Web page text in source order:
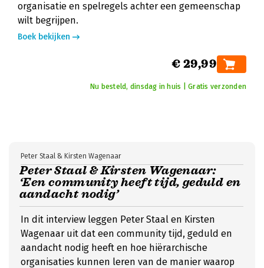
organisatie en spelregels achter een gemeenschap
wilt begrijpen.
Boek bekijken
€ 29,99
Nu besteld, dinsdag in huis | Gratis verzonden
Peter Staal & Kirsten Wagenaar:
‘Een community heeft tijd, geduld en
aandacht nodig’
Peter Staal & Kirsten Wagenaar
In dit interview leggen Peter Staal en Kirsten
Wagenaar uit dat een community tijd, geduld en
aandacht nodig heeft en hoe hiërarchische
organisaties kunnen leren van de manier waarop